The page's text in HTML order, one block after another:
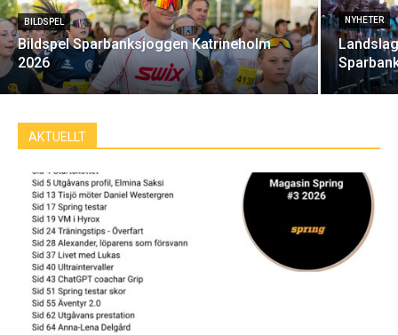
BILDSPEL
Bildspel Sparbanksjoggen Katrineholm
2026
NYHETER
AKTUELLT